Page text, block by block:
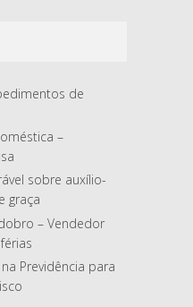
de
–
sobre auxílio-
graça
– Vendedor
Previdência para